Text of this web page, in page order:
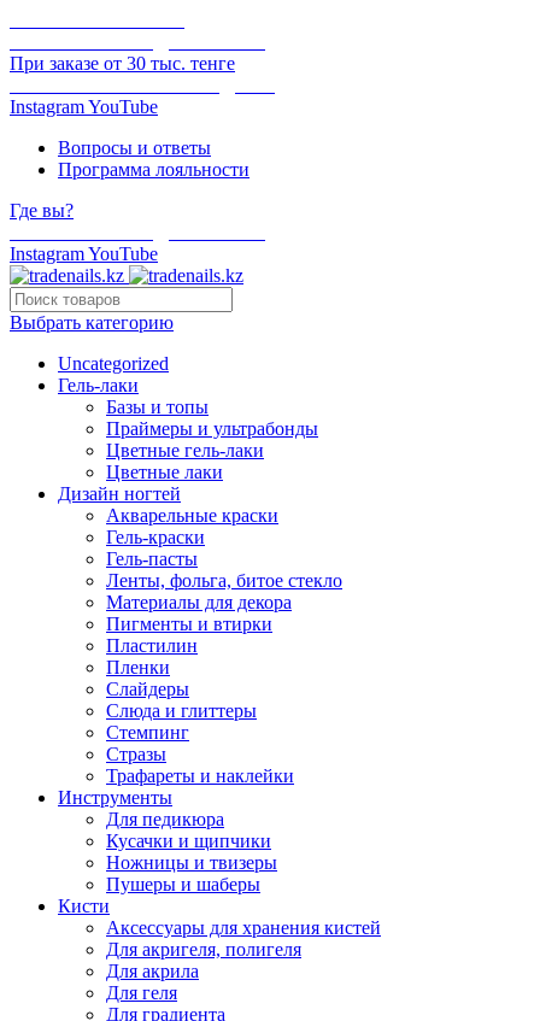
При заказе от 30 тыс. тенге
InstagramYouTube
Вопросы и ответы
Программа лояльности
Где вы?
InstagramYouTube
Выбрать категорию
Uncategorized
Гель-лаки
Базы и топы
Праймеры и ультрабонды
Цветные гель-лаки
Цветные лаки
Дизайн ногтей
Акварельные краски
Гель-краски
Гель-пасты
Ленты, фольга, битое стекло
Материалы для декора
Пигменты и втирки
Пластилин
Пленки
Слайдеры
Слюда и глиттеры
Стемпинг
Стразы
Трафареты и наклейки
Инструменты
Для педикюра
Кусачки и щипчики
Ножницы и твизеры
Пушеры и шаберы
Кисти
Аксессуары для хранения кистей
Для акригеля, полигеля
Для акрила
Для геля
Для градиента